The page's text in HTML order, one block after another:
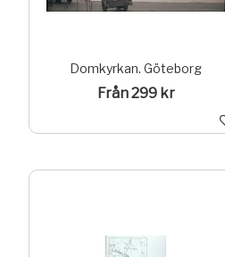
Domkyrkan. Göteborg
Från 299 kr